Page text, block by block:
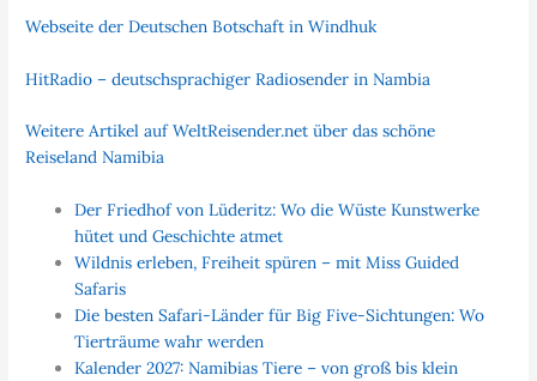
Webseite der Deutschen Botschaft in Windhuk
HitRadio – deutschsprachiger Radiosender in Nambia
Weitere Artikel auf WeltReisender.net über das schöne
Reiseland Namibia
Der Friedhof von Lüderitz: Wo die Wüste Kunstwerke
hütet und Geschichte atmet
Wildnis erleben, Freiheit spüren – mit Miss Guided
Safaris
Die besten Safari-Länder für Big Five-Sichtungen: Wo
Tierträume wahr werden
Kalender 2027: Namibias Tiere – von groß bis klein